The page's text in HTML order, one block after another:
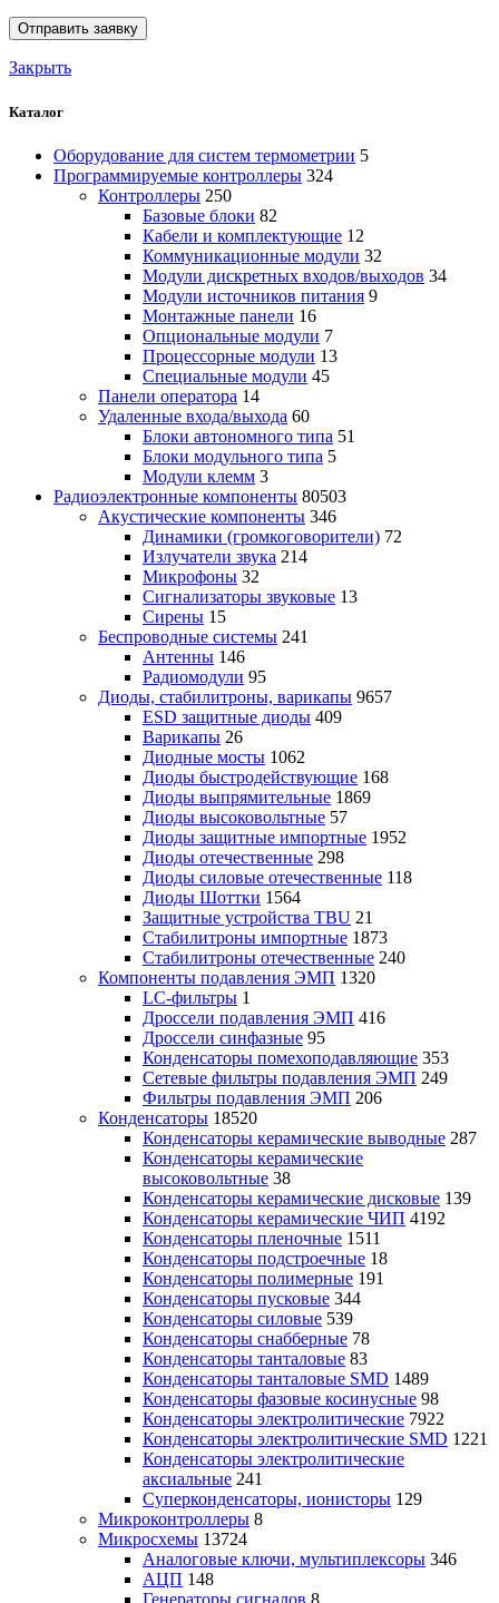
Закрыть
Каталог
Оборудование для систем термометрии 5
Программируемые контроллеры 324
Контроллеры 250
Базовые блоки 82
Кабели и комплектующие 12
Коммуникационные модули 32
Модули дискретных входов/выходов 34
Модули источников питания 9
Монтажные панели 16
Опциональные модули 7
Процессорные модули 13
Специальные модули 45
Панели оператора 14
Удаленные входа/выхода 60
Блоки автономного типа 51
Блоки модульного типа 5
Модули клемм 3
Радиоэлектронные компоненты 80503
Акустические компоненты 346
Динамики (громкоговорители) 72
Излучатели звука 214
Микрофоны 32
Сигнализаторы звуковые 13
Сирены 15
Беспроводные системы 241
Антенны 146
Радиомодули 95
Диоды, стабилитроны, варикапы 9657
ESD защитные диоды 409
Варикапы 26
Диодные мосты 1062
Диоды быстродействующие 168
Диоды выпрямительные 1869
Диоды высоковольтные 57
Диоды защитные импортные 1952
Диоды отечественные 298
Диоды силовые отечественные 118
Диоды Шоттки 1564
Защитные устройства TBU 21
Стабилитроны импортные 1873
Стабилитроны отечественные 240
Компоненты подавления ЭМП 1320
LC-фильтры 1
Дроссели подавления ЭМП 416
Дроссели синфазные 95
Конденсаторы помехоподавляющие 353
Сетевые фильтры подавления ЭМП 249
Фильтры подавления ЭМП 206
Конденсаторы 18520
Конденсаторы керамические выводные 287
Конденсаторы керамические
высоковольтные 38
Конденсаторы керамические дисковые 139
Конденсаторы керамические ЧИП 4192
Конденсаторы пленочные 1511
Конденсаторы подстроечные 18
Конденсаторы полимерные 191
Конденсаторы пусковые 344
Конденсаторы силовые 539
Конденсаторы снабберные 78
Конденсаторы танталовые 83
Конденсаторы танталовые SMD 1489
Конденсаторы фазовые косинусные 98
Конденсаторы электролитические 7922
Конденсаторы электролитические SMD 1221
Конденсаторы электролитические
аксиальные 241
Суперконденсаторы, ионисторы 129
Микроконтроллеры 8
Микросхемы 13724
Аналоговые ключи, мультиплексоры 346
АЦП 148
Генераторы сигналов 8